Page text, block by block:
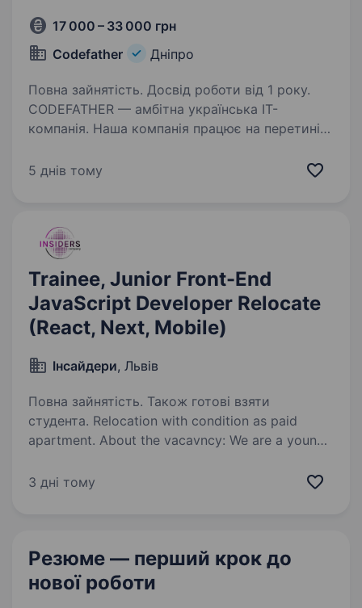
17 000 – 33 000 грн
Codefather
Дніпро
Повна зайнятість. Досвід роботи від 1 року.
CODEFATHER — амбітна українська IT-
компанія. Наша компанія працює на перетині
рішення для бізнесу та користувачів
5 днів тому
Trainee, Junior Front-End
JavaScript Developer Relocate
(React, Next, Mobile)
Інсайдери, Львів
Повна зайнятість. Також готові взяти
студента. Relocation with condition as paid
apartment. About the vacavncy: We are a young
dedicated and highly skilled developers
3 дні тому
Резюме — перший крок до
нової роботи